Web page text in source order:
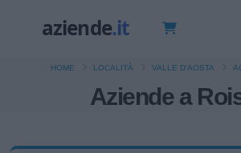
Aziende a
HOME LOCALITÀ VALLE D'AOSTA